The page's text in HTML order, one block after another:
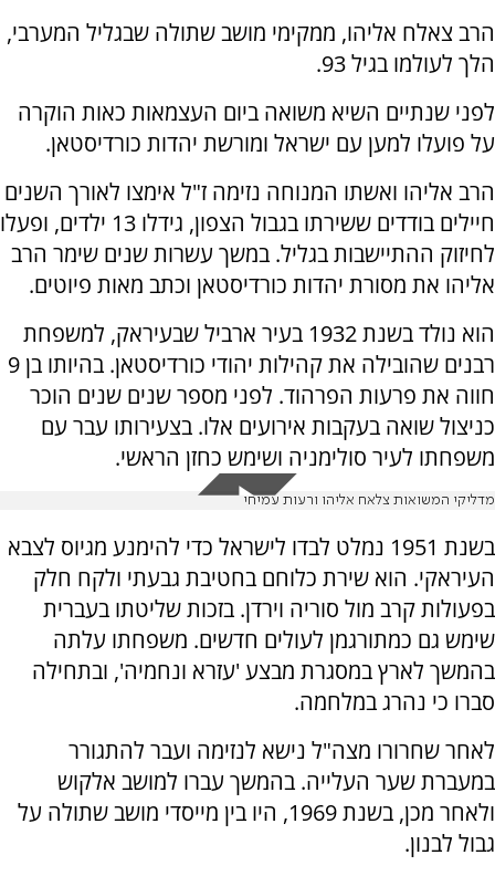
הרב צאלח אליהו, ממקימי מושב שתולה שבגליל המערבי,
הלך לעולמו בגיל 93.
לפני שנתיים השיא משואה ביום העצמאות כאות הוקרה
על פועלו למען עם ישראל ומורשת יהדות כורדיסטאן.
הרב אליהו ואשתו המנוחה נזימה ז"ל אימצו לאורך השנים
חיילים בודדים ששירתו בגבול הצפון, גידלו 13 ילדים, ופעלו
לחיזוק ההתיישבות בגליל. במשך עשרות שנים שימר הרב
אליהו את מסורת יהדות כורדיסטאן וכתב מאות פיוטים.
הוא נולד בשנת 1932 בעיר ארביל שבעיראק, למשפחת
רבנים שהובילה את קהילות יהודי כורדיסטאן. בהיותו בן 9
חווה את פרעות הפרהוד. לפני מספר שנים שנים הוכר
כניצול שואה בעקבות אירועים אלו. בצעירותו עבר עם
משפחתו לעיר סולימניה ושימש כחזן הראשי.
מדליקי המשואות צלאח אליהו ורעות עמיחי
בשנת 1951 נמלט לבדו לישראל כדי להימנע מגיוס לצבא
העיראקי. הוא שירת כלוחם בחטיבת גבעתי ולקח חלק
בפעולות קרב מול סוריה וירדן. בזכות שליטתו בעברית
שימש גם כמתורגמן לעולים חדשים. משפחתו עלתה
בהמשך לארץ במסגרת מבצע 'עזרא ונחמיה', ובתחילה
סברו כי נהרג במלחמה.
לאחר שחרורו מצה"ל נישא לנזימה ועבר להתגורר
במעברת שער העלייה. בהמשך עברו למושב אלקוש
ולאחר מכן, בשנת 1969, היו בין מייסדי מושב שתולה על
גבול לבנון.